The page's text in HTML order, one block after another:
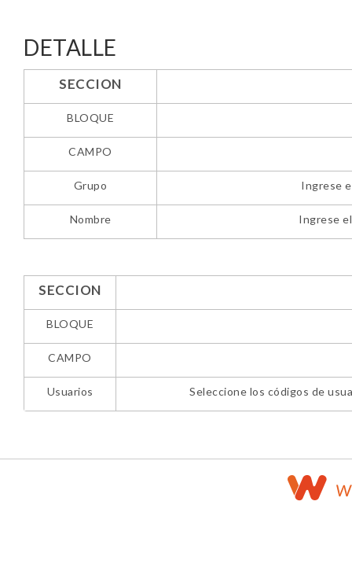
DETALLE
SECCION
BLOQUE
CAMPO
Grupo Ingrese
Nombre Ingrese
SECCION
BLOQUE
CAMPO
Usuarios Seleccione los códigos de